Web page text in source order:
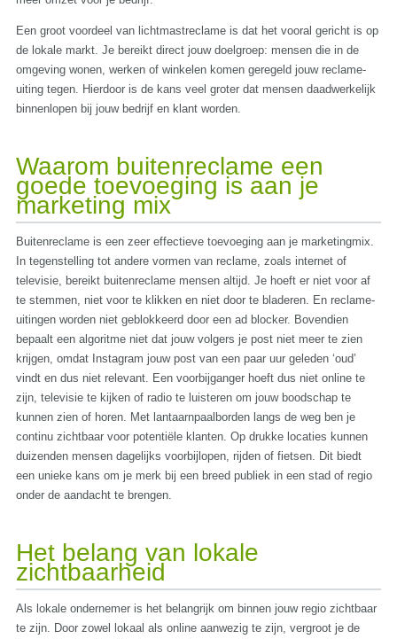
Een groot voordeel van lichtmastreclame is dat het vooral gericht is op
de lokale markt. Je bereikt direct jouw doelgroep: mensen die in de
omgeving wonen, werken of winkelen komen geregeld jouw reclame-
uiting tegen. Hierdoor is de kans veel groter dat mensen daadwerkelijk
binnenlopen bij jouw bedrijf en klant worden.
Waarom buitenreclame een
goede toevoeging is aan je
marketing mix
Buitenreclame is een zeer effectieve toevoeging aan je marketingmix.
In tegenstelling tot andere vormen van reclame, zoals internet of
televisie, bereikt buitenreclame mensen altijd. Je hoeft er niet voor af
te stemmen, niet voor te klikken en niet door te bladeren. En reclame-
uitingen worden niet geblokkeerd door een ad blocker. Bovendien
bepaalt een algoritme niet dat jouw volgers je post niet meer te zien
krijgen, omdat Instagram jouw post van een paar uur geleden ‘oud’
vindt en dus niet relevant. Een voorbijganger hoeft dus niet online te
zijn, televisie te kijken of radio te luisteren om jouw boodschap te
kunnen zien of horen. Met lantaarnpaalborden langs de weg ben je
continu zichtbaar voor potentiële klanten. Op drukke locaties kunnen
duizenden mensen dagelijks voorbijlopen, rijden of fietsen. Dit biedt
een unieke kans om je merk bij een breed publiek in een stad of regio
onder de aandacht te brengen.
Het belang van lokale
zichtbaarheid
Als lokale ondernemer is het belangrijk om binnen jouw regio zichtbaar
te zijn. Door zowel lokaal als online aanwezig te zijn, vergroot je de